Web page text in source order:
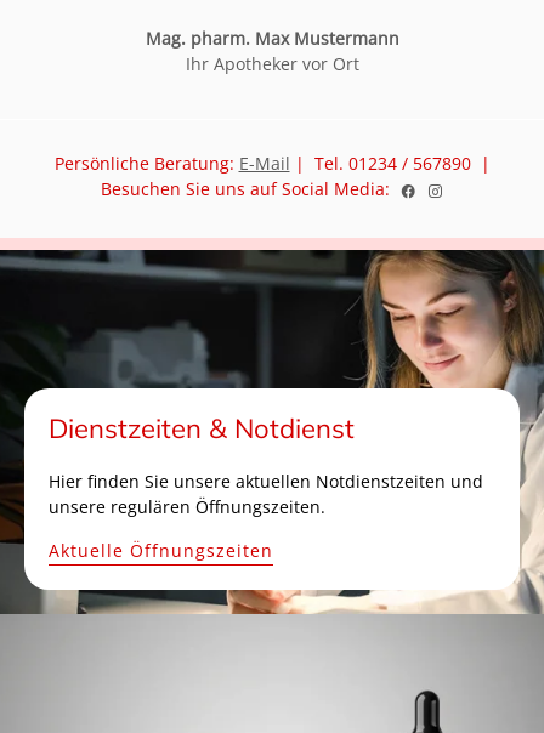
Mag. pharm. Max Mustermann
Ihr Apotheker vor Ort
Persönliche Beratung: E-Mail | Tel. 01234 / 567890 |
Besuchen Sie uns auf Social Media:
Dienstzeiten & Notdienst
Hier finden Sie unsere aktuellen Notdienstzeiten und
unsere regulären Öffnungszeiten.
Aktuelle Öffnungszeiten